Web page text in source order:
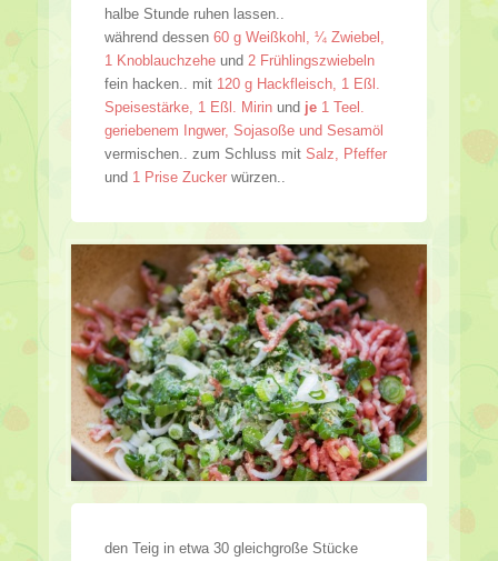
halbe Stunde ruhen lassen..
während dessen 60 g Weißkohl, ¼ Zwiebel,
1 Knoblauchzehe und 2 Frühlingszwiebeln
fein hacken.. mit 120 g Hackfleisch, 1 Eßl.
Speisestärke, 1 Eßl. Mirin und je 1 Teel.
geriebenem Ingwer, Sojasoße und Sesamöl
vermischen.. zum Schluss mit Salz, Pfeffer
und 1 Prise Zucker würzen..
den Teig in etwa 30 gleichgroße Stücke